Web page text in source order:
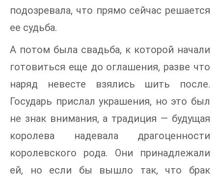
подозревала, что прямо сейчас решается
ее судьба.
А потом была свадьба, к которой начали
готовиться еще до оглашения, разве что
наряд невесте взялись шить после.
Государь прислал украшения, но это был
не знак внимания, а традиция — будущая
королева надевала драгоценности
королевского рода. Они принадлежали
ей, но если бы вышло так, что брак